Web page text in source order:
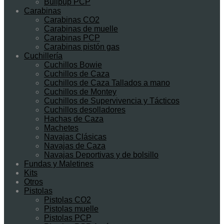
Bullpup PCP
Carabinas
Carabinas CO2
Carabinas de muelle
Carabinas PCP
Carabinas pistón gas
Cuchillería
Cuchillos Bowie
Cuchillos de Caza
Cuchillos de Caza Tallados a mano
Cuchillos de Montey
Cuchillos de Supervivencia y Tácticos
Cuchillos desolladores
Hachas de Caza
Machetes
Navajas Clásicas
Navajas de Caza
Navajas Deportivas y de bolsillo
Fundas y Maletines
Kits
Otros
Pistolas
Pistolas CO2
Pistolas muelle
Pistolas PCP